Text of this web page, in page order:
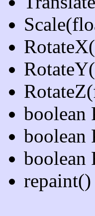
boolean
boolean
boolean
repaint()